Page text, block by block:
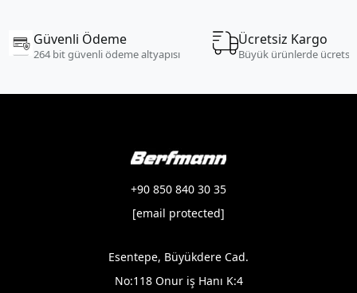
Güvenli Ödeme
264 bit güvenli ödeme altyapısı
Ücretsiz Kargo
Büyük ürünlerde
+90 850 840 30 35
[email protected]
Esentepe, Büyükdere Cad.
No:118 Onur iş Hanı K:4